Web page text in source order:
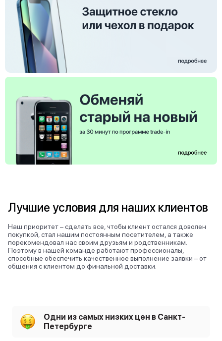
Лучшие условия для наших клиентов
Наш приоритет – сделать все, чтобы клиент остался доволен
покупкой, стал нашим постоянным посетителем, а также
порекомендовал нас своим друзьям и родственникам.
Поэтому в нашей команде работают профессионалы,
способные обеспечить качественное выполнение заявки – от
общения с клиентом до финальной доставки.
Одни из самых низких цен в Санкт-
Петербурге